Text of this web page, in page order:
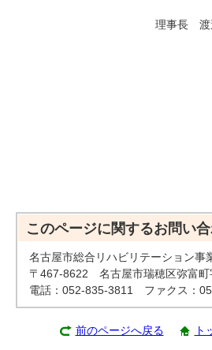
理事長 渡邉
このページに関するお問い
名古屋市総合リハビリテーション
〒467-8622 名古屋市瑞穂区弥富町
電話：052-835-3811 ファクス：
前のページへ戻る ト